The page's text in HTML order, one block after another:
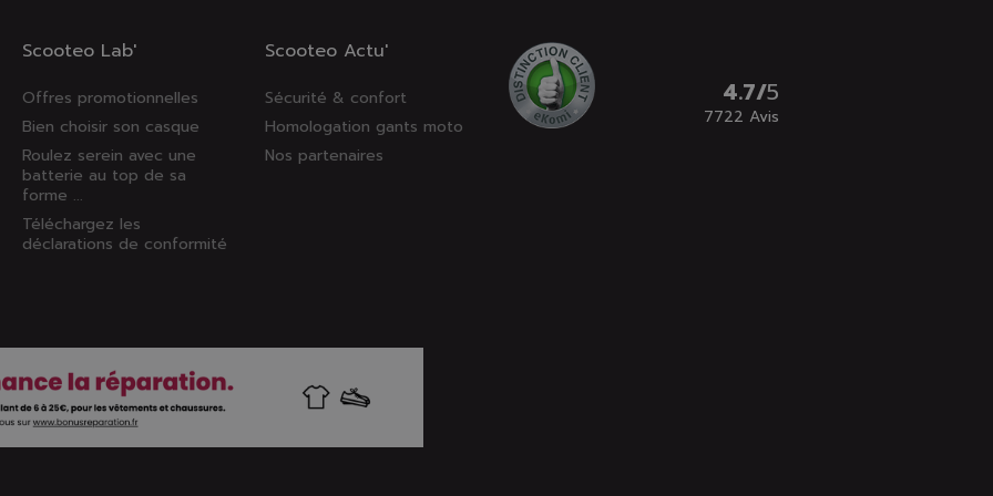
Scooteo Lab'
Offres promotionnelles
Bien choisir son casque
Roulez serein avec une
batterie au top de sa
forme ...
Téléchargez les
déclarations de conformité
Scooteo Actu'
Sécurité & confort
Homologation gants moto
Nos partenaires
4.7/5
7722 Avis